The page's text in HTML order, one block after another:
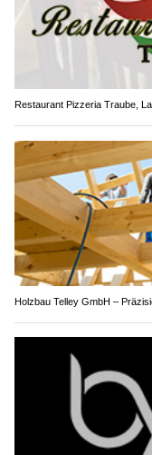
Restaurant Pizzeria Traube,
Holzbau Telley GmbH –